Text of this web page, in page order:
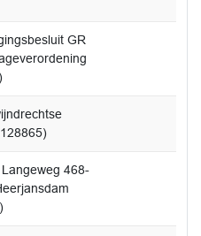
GR
468-